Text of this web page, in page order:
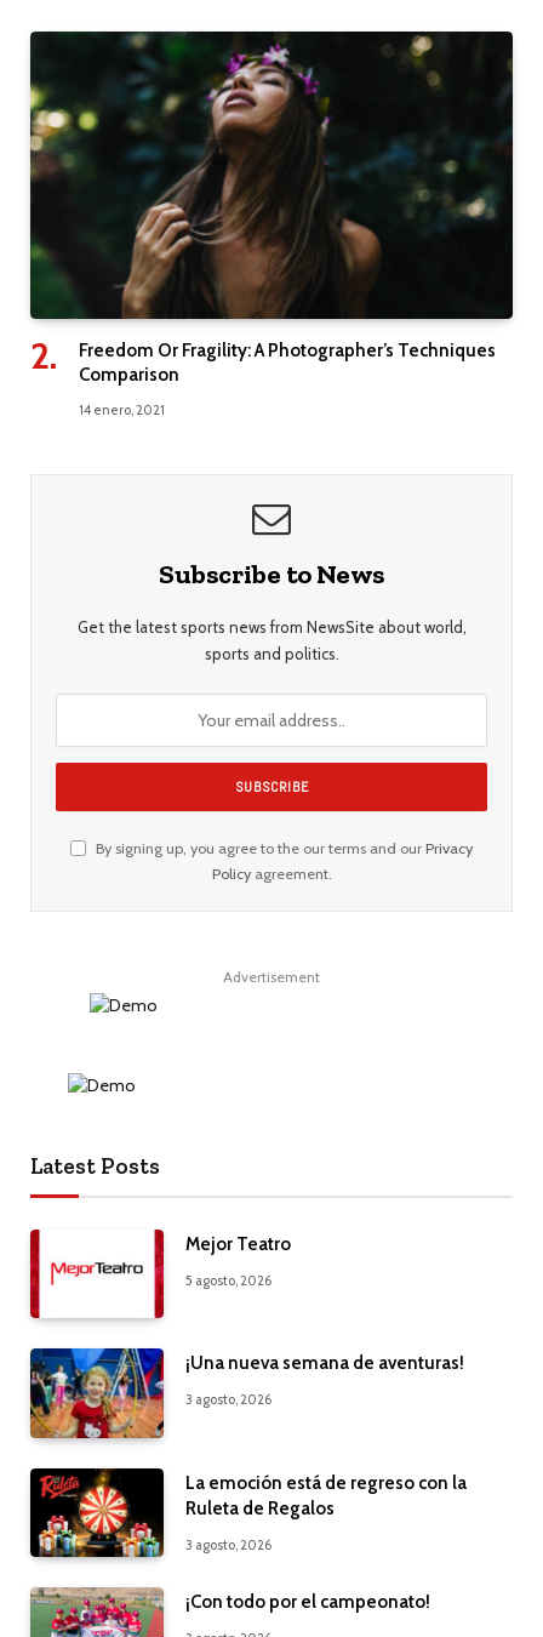
Freedom Or Fragility: A Photographer’s Techniques
Comparison
14 enero, 2021
Subscribe to News
Get the latest sports news from NewsSite about world,
sports and politics.
By signing up, you agree to the our terms and our Privacy
Policyagreement.
Advertisement
Latest Posts
Mejor Teatro
5 agosto, 2026
¡Una nueva semana de aventuras!
3 agosto, 2026
La emoción está de regreso con la
Ruleta de Regalos
3 agosto, 2026
¡Con todo por el campeonato!